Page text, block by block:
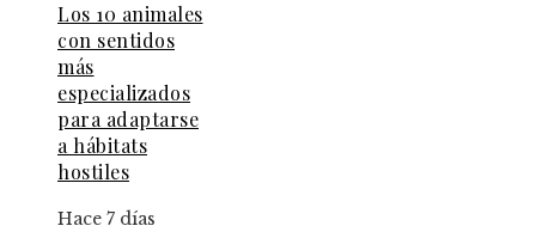
Los 10 animales
con sentidos
más
especializados
para adaptarse
a hábitats
hostiles
Hace 7 días